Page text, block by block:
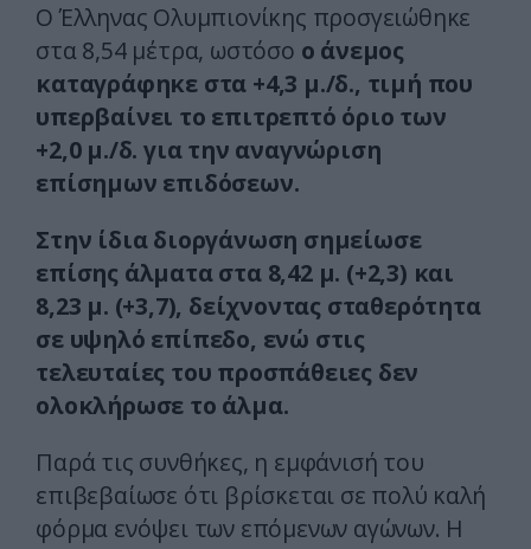
Ο Έλληνας Ολυμπιονίκης προσγειώθηκε
στα 8,54 μέτρα, ωστόσο ο άνεμος
καταγράφηκε στα +4,3 μ./δ., τιμή που
υπερβαίνει το επιτρεπτό όριο των
+2,0 μ./δ. για την αναγνώριση
επίσημων επιδόσεων.
Στην ίδια διοργάνωση σημείωσε
επίσης άλματα στα 8,42 μ. (+2,3) και
8,23 μ. (+3,7), δείχνοντας σταθερότητα
σε υψηλό επίπεδο, ενώ στις
τελευταίες του προσπάθειες δεν
ολοκλήρωσε το άλμα.
Παρά τις συνθήκες, η εμφάνισή του
επιβεβαίωσε ότι βρίσκεται σε πολύ καλή
φόρμα ενόψει των επόμενων αγώνων. Η